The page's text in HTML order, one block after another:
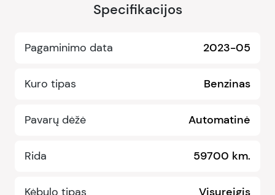
Specifikacijos
Pagaminimo data 2023-05
Kuro tipas Benzinas
Pavarų dėžė Automatinė
Rida 59700 km.
Kėbulo tipas Visureigis